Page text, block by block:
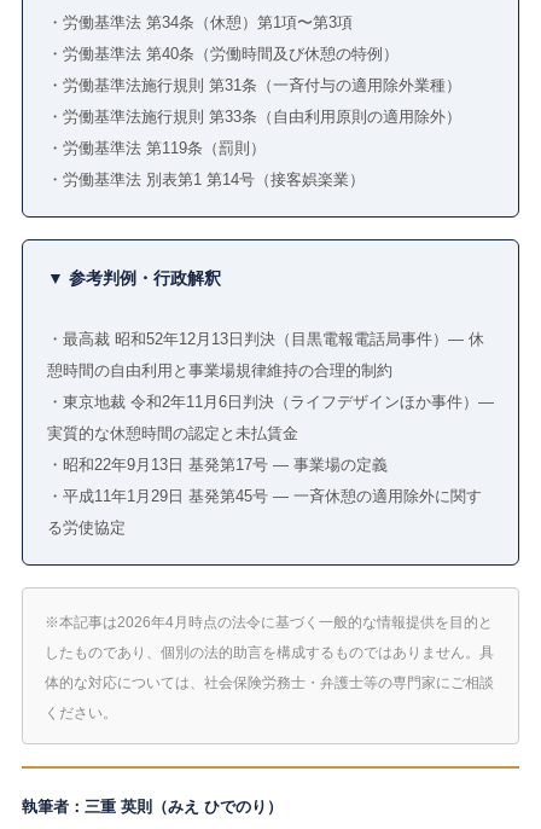
・労働基準法 第34条（休憩）第1項〜第3項
・労働基準法 第40条（労働時間及び休憩の特例）
・労働基準法施行規則 第31条（一斉付与の適用除外業種）
・労働基準法施行規則 第33条（自由利用原則の適用除外）
・労働基準法 第119条（罰則）
・労働基準法 別表第1 第14号（接客娯楽業）
▼ 参考判例・行政解釈
・最高裁 昭和52年12月13日判決（目黒電報電話局事件）― 休
憩時間の自由利用と事業場規律維持の合理的制約
・東京地裁 令和2年11月6日判決（ライフデザインほか事件）―
実質的な休憩時間の認定と未払賃金
・昭和22年9月13日 基発第17号 ― 事業場の定義
・平成11年1月29日 基発第45号 ― 一斉休憩の適用除外に関す
る労使協定
※本記事は2026年4月時点の法令に基づく一般的な情報提供を目的と
したものであり、個別の法的助言を構成するものではありません。具
体的な対応については、社会保険労務士・弁護士等の専門家にご相談
ください。
執筆者：三重 英則（みえ ひでのり）